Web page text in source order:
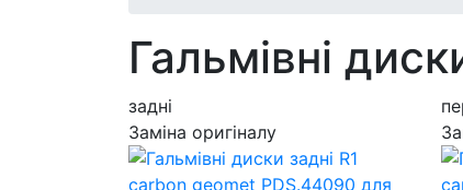
Гальмівні
задні
Заміна оригіналу